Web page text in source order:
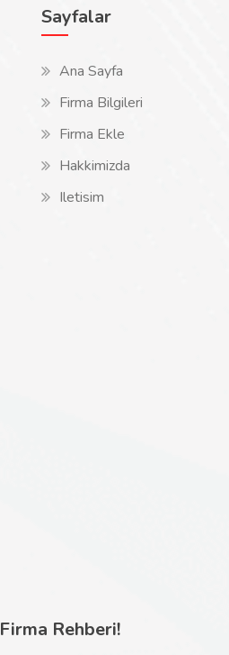
Sayfalar
Ana Sayfa
Firma Bilgileri
Firma Ekle
Hakkimizda
Iletisim
Rehberi!